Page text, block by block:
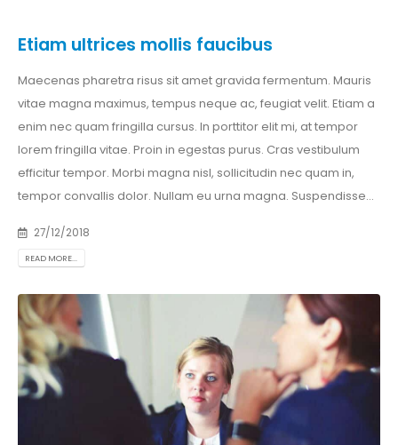
Etiam ultrices mollis faucibus
Maecenas pharetra risus sit amet gravida fermentum. Mauris
vitae magna maximus, tempus neque ac, feugiat velit. Etiam a
enim nec quam fringilla cursus. In porttitor elit mi, at tempor
lorem fringilla vitae. Proin in egestas purus. Cras vestibulum
efficitur tempor. Morbi magna nisl, sollicitudin nec quam in,
tempor convallis dolor. Nullam eu urna magna. Suspendisse…
27/12/2018
READ MORE...